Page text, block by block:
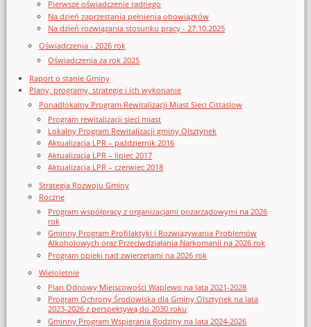
Pierwsze oświadczenie radnego
Na dzień zaprzestania pełnienia obowiązków
Na dzień rozwiązania stosunku pracy - 27.10.2025
Oświadczenia - 2026 rok
Oświadczenia za rok 2025
Raport o stanie Gminy
Plany, programy, strategie i ich wykonanie
Ponadlokalny Program Rewitalizacji Miast Sieci Cittaslow
Program rewitalizacji sieci miast
Lokalny Program Rewitalizacji gminy Olsztynek
Aktualizacja LPR – październik 2016
Aktualizacja LPR – lipiec 2017
Aktualizacja LPR – czerwiec 2018
Strategia Rozwoju Gminy
Roczne
Program współpracy z organizacjami pozarządowymi na 2026
rok
Gminny Program Profilaktyki i Rozwiązywania Problemów
Alkoholowych oraz Przeciwdziałania Narkomanii na 2026 rok
Program opieki nad zwierzętami na 2026 rok
Wieloletnie
Plan Odnowy Miejscowości Waplewo na lata 2021-2028
Program Ochrony Środowiska dla Gminy Olsztynek na lata
2023-2026 z perspektywą do 2030 roku
Gminny Program Wspierania Rodziny na lata 2024-2026